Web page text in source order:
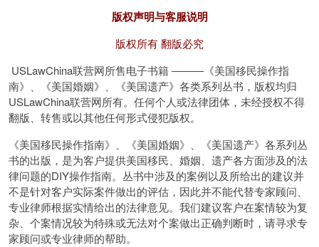
版权声明与客服说明
版权所有 翻版必究
USLawChina联营网所售电子书籍 ―――《美国移民操作指
南》、《美国婚姻》、《美国遗产》各类系列丛书，版权均归
USLawChina联营网所有。任何个人或法律团体，未经授权不得
翻版、转售或以其他任何形式侵犯版权。
《美国移民操作指南》、《美国婚姻》、《美国遗产》各系列丛
书的出版，是为客户提供美国移民、婚姻、遗产各方面涉及的法
律问题的DIY操作指南。丛书中涉及的案例以及所给出的建议并
不是针对客户实际案件做出的评估，因此并不能代替专家顾问、
专业律师根据实情给出的法律意见。我们建议客户在案情较为复
杂、个案情况较为特殊或无法对个案做出正确判断时，请寻求专
家顾问或专业律师的帮助。